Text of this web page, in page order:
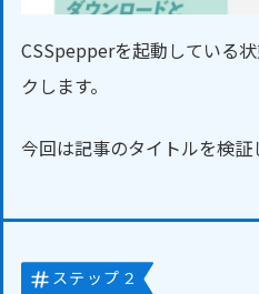
CSSpepperを起動している
クします。
今回は記事のタイトルを検証
ステップ２